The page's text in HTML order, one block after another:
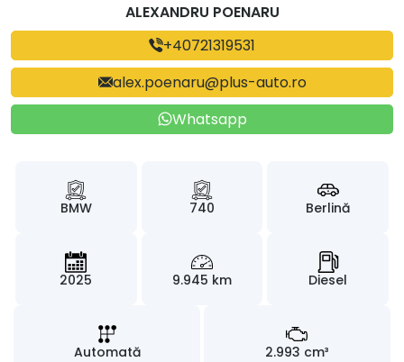
ALEXANDRU POENARU
+40721319531
alex.poenaru@plus-auto.ro
Whatsapp
BMW 740 Berlină
2025 9.945 km Diesel
Automată 2.993 cm³